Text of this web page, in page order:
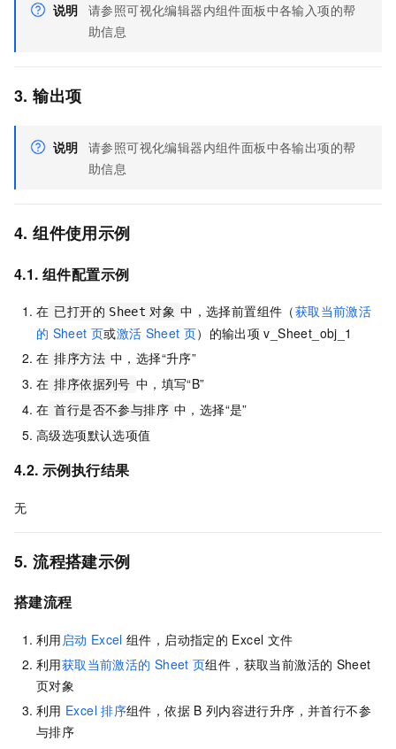
说明 请参照可视化编辑器内组件面板中各输入项的帮
助信息
3. 输出项
说明 请参照可视化编辑器内组件面板中各输出项的帮
助信息
4. 组件使用示例
4.1. 组件配置示例
在 已打开的 Sheet 对象 中，选择前置组件（获取当前激活
的 Sheet 页或激活 Sheet 页）的输出项 v_Sheet_obj_1
在 排序方法 中，选择“升序”
在 排序依据列号 中，填写“B”
在 首行是否不参与排序 中，选择“是”
高级选项默认选项值
4.2. 示例执行结果
无
5. 流程搭建示例
搭建流程
利用 启动 Excel 组件，启动指定的 Excel 文件
利用获取当前激活的 Sheet 页组件，获取当前激活的 Sheet
页对象
利用 Excel 排序组件，依据 B 列内容进行升序，并首行不参
与排序